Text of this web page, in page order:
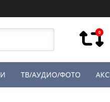
0
ТВ/АУДИО/ФОТО